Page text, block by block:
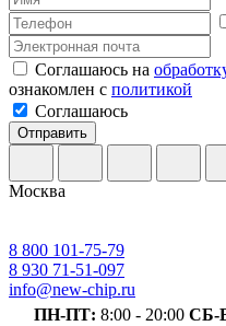
Соглашаюсь на
ознакомлен с политикой
Соглашаюсь
Отправить
Москва
8 800 101-75-79
8 930 71-51-097
info@new-chip.ru
ПН-ПТ: 8:00 - 20:00 СБ-